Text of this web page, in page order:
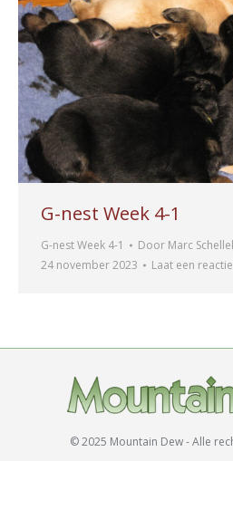
G-nest Week 4-1
G-nest Week 4-1 Door Marc
24 november 2023
Laat een
© 2025 Mountain Dew - Alle